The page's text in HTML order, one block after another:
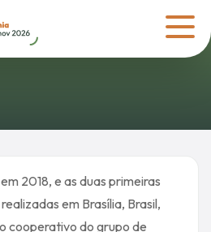
2018, e as duas primeiras
em Brasília, Brasil,
cooperativo do grupo de